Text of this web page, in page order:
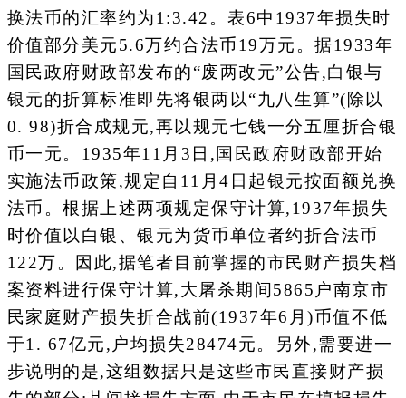
换法币的汇率约为1:3.42。表6中1937年损失时
价值部分美元5.6万约合法币19万元。据1933年
国民政府财政部发布的“废两改元”公告,白银与
银元的折算标准即先将银两以“九八生算”(除以
0. 98)折合成规元,再以规元七钱一分五厘折合银
币一元。1935年11月3日,国民政府财政部开始
实施法币政策,规定自11月4日起银元按面额兑换
法币。根据上述两项规定保守计算,1937年损失
时价值以白银、银元为货币单位者约折合法币
122万。因此,据笔者目前掌握的市民财产损失档
案资料进行保守计算,大屠杀期间5865户南京市
民家庭财产损失折合战前(1937年6月)币值不低
于1. 67亿元,户均损失28474元。另外,需要进一
步说明的是,这组数据只是这些市民直接财产损